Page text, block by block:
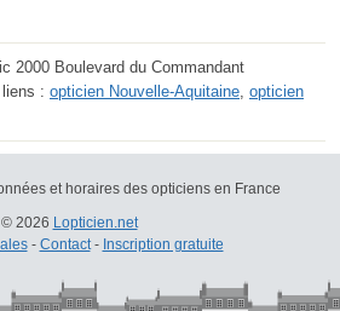
2000 Boulevard du Commandant
: opticien Nouvelle-Aquitaine, opticien
et horaires des opticiens en France
© 2026 Lopticien.net
- Contact- Inscription gratuite